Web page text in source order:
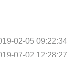
02-05 09:22:34
07-02 12:28:27